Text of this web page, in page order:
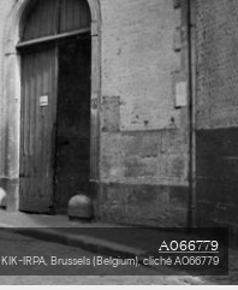
A066779
KIK-IRPA, Brussels (Belgium), cliché A066779